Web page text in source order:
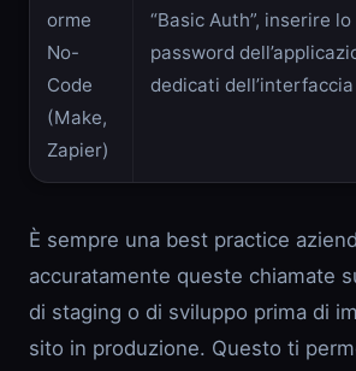
orme
No-
Code
(Make,
Zapier)
“Basic Auth”, inserire
password
dedicati
È sempre una best practice
accuratamente queste chiamate
di staging o di sviluppo prima di
sito in produzione. Questo ti